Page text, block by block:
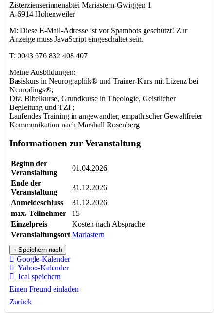
Zisterzienserinnenabtei Mariastern-Gwiggen 1
A-6914 Hohenweiler
M: Diese E-Mail-Adresse ist vor Spambots geschützt! Zur
Anzeige muss JavaScript eingeschaltet sein.
T: 0043 676 832 408 407
Meine Ausbildungen:
Basiskurs in Neurographik® und Trainer-Kurs mit Lizenz bei
Neurodings®;
Div. Bibelkurse, Grundkurse in Theologie, Geistlicher
Begleitung und TZI ;
Laufendes Training in angewandter, empathischer Gewaltfreier
Kommunikation nach Marshall Rosenberg
Informationen zur Veranstaltung
Beginn der
Veranstaltung
01.04.2026
Ende der
Veranstaltung
31.12.2026
Anmeldeschluss
31.12.2026
max. Teilnehmer
15
Einzelpreis
Kosten nach Absprache
Veranstaltungsort Mariastern
Speichern nach
Google-Kalender
Yahoo-Kalender
Ical speichern
Einen Freund einladen
Zurück